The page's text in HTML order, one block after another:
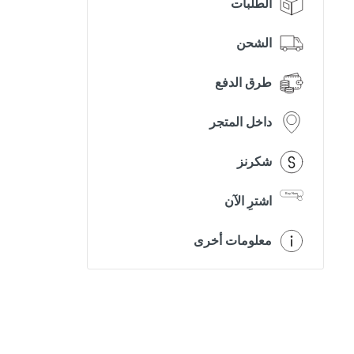
الطلبات
الشحن
طرق الدفع
داخل المتجر
شكرنز
اشترِ الآن
معلومات أخرى